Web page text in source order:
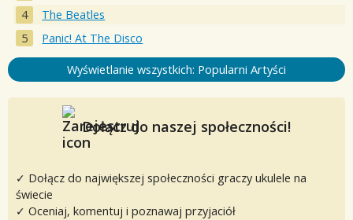
The Beatles
Panic! At The Disco
Wyświetlanie wszystkich: Popularni Artyści
Dołącz do naszej społeczności!
✓ Dołącz do największej społeczności graczy ukulele na
świecie
✓ Oceniaj, komentuj i poznawaj przyjaciół